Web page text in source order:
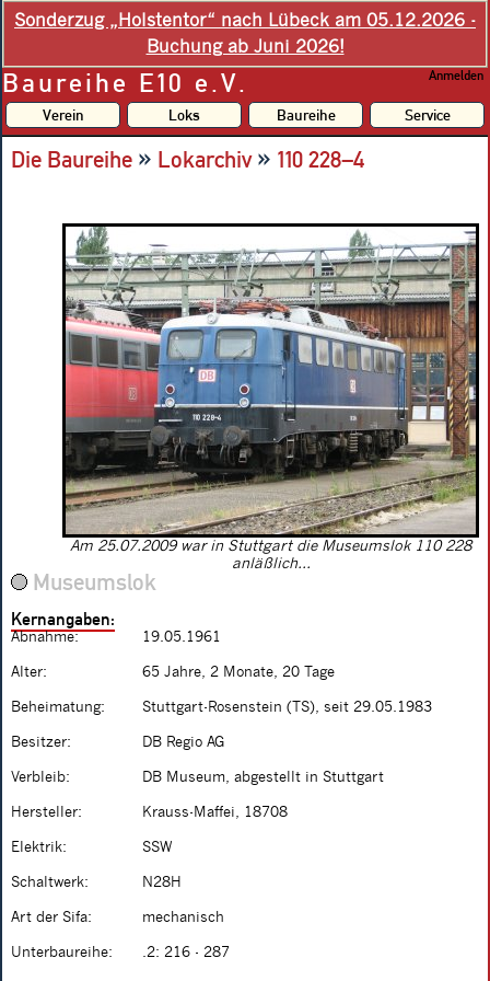
Sonderzug „Holstentor“ nach Lübeck am 05.12.2026 -
Buchung ab Juni 2026!
Baureihe E10 e.V. Anmelden
Verein Loks Baureihe Service
Die Baureihe » Lokarchiv» 110 228–4
Am 25.07.2009 war in Stuttgart die Museumslok 110 228
anläßlich...
Museumslok
Kernangaben:
Abnahme: 19.05.1961
Alter: 65 Jahre, 2 Monate, 20 Tage
Beheimatung: Stuttgart-Rosenstein (TS), seit 29.05.1983
Besitzer: DB Regio AG
Verbleib: DB Museum, abgestellt in Stuttgart
Hersteller: Krauss-Maffei, 18708
Elektrik: SSW
Schaltwerk: N28H
Art der Sifa: mechanisch
Unterbaureihe: .2: 216 - 287